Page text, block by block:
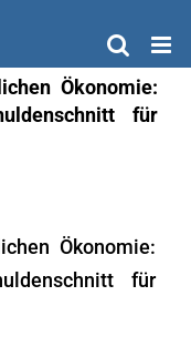
Ökonomie:
für
Ökonomie:
für